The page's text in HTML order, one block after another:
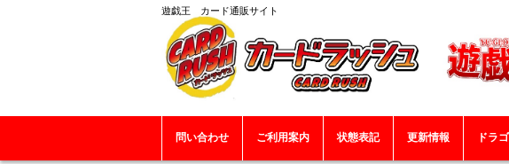
遊戯王 カード通販サイト
問い合わせ ご利用案内 状態表記 更新情報 ドラ